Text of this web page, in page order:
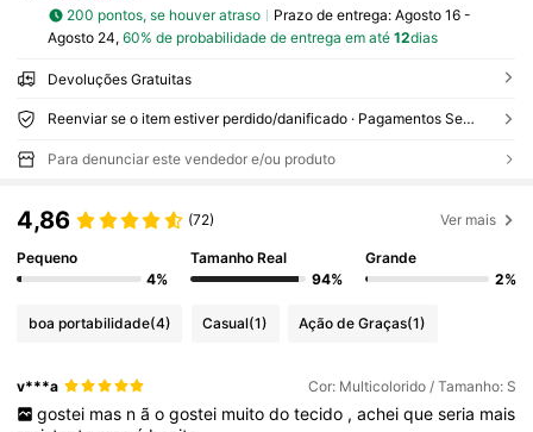
200 pontos, se houver atraso Prazo de entrega: Agosto 16 -
Agosto 24, 60% de probabilidade de entrega em até 12dias
Devoluções Gratuitas
Reenviar se o item estiver perdido/danificado · Pagamentos Seguros · Proteção de privacidade
Para denunciar este vendedor e/ou produto
4,86 (72) Ver mais
Pequeno
4%
Tamanho Real
94%
Grande
2%
boa portabilidade(4) Casual(1) Ação de Graças(1)
v***a Cor: Multicolorido / Tamanho: S
gostei mas n ã o gostei muito do tecido , achei que seria mais